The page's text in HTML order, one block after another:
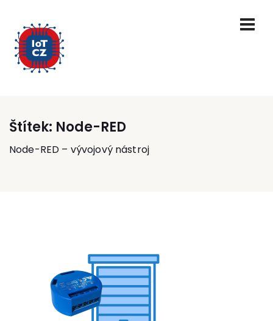
Štítek: Node-RED
Node-RED – vývojový nástroj